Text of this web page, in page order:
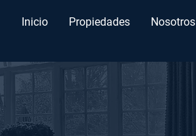
Inicio Propiedades Nosotros